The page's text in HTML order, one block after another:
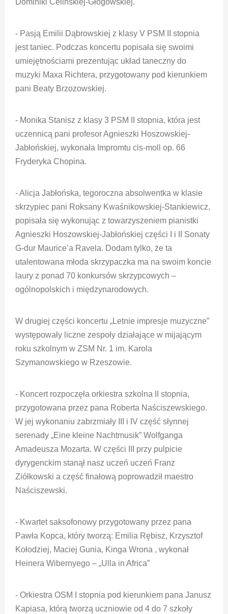
- Pasją Emilii Dąbrowskiej z klasy V PSM II stopnia
jest taniec. Podczas koncertu popisała się swoimi
umiejętnościami prezentując układ taneczny do
muzyki Maxa Richtera, przygotowany pod kierunkiem
pani Beaty Brzozowskiej.
- Monika Stanisz z klasy 3 PSM II stopnia, która jest
uczennicą pani profesor Agnieszki Hoszowskiej-
Jabłońskiej, wykonała Impromtu cis-moll op. 66
Fryderyka Chopina.
- Alicja Jabłońska, tegoroczna absolwentka w klasie
skrzypiec pani Roksany Kwaśnikowskiej-Stankiewicz,
popisała się wykonując z towarzyszeniem pianistki
Agnieszki Hoszowskiej-Jabłońskiej części I i II Sonaty
G-dur Maurice’a Ravela. Dodam tylko, że ta
utalentowana młoda skrzypaczka ma na swoim koncie
laury z ponad 70 konkursów skrzypcowych –
ogólnopolskich i międzynarodowych.
W drugiej części koncertu „Letnie impresje muzyczne”
występowały liczne zespoły działające w mijającym
roku szkolnym w ZSM Nr. 1 im. Karola
Szymanowskiego w Rzeszowie.
- Koncert rozpoczęła orkiestra szkolna II stopnia,
przygotowana przez pana Roberta Naściszewskiego.
W jej wykonaniu zabrzmiały III i IV część słynnej
serenady „Eine kleine Nachtmusik” Wolfganga
Amadeusza Mozarta. W części III przy pulpicie
dyrygenckim stanął nasz uczeń uczeń Franz
Ziółkowski a część finałową poprowadził maestro
Naściszewski.
- Kwartet saksofonowy przygotowany przez pana
Pawła Kopca, który tworzą: Emilia Rębisz, Krzysztof
Kołodziej, Maciej Gunia, Kinga Wrona , wykonał
Heinera Wibernyego – „Ulla in Africa”
- Orkiestra OSM I stopnia pod kierunkiem pana Janusz
Kapiasa, którą tworzą uczniowie od 4 do 7 szkoły